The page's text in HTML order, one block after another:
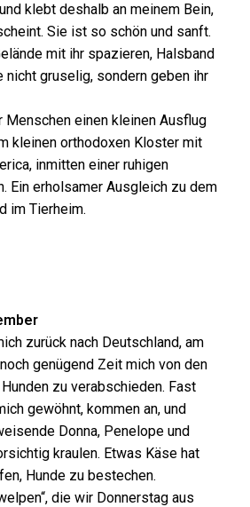
klebt deshalb an meinem Bein,
Sie ist so schön und sanft.
mit ihr spazieren, Halsband
nicht gruselig, sondern geben ihr
Menschen einen kleinen Ausflug
kleinen orthodoxen Kloster mit
inmitten einer ruhigen
Ein erholsamer Ausgleich zu dem
im Tierheim.
zurück nach Deutschland, am
genügend Zeit mich von den
zu verabschieden. Fast
gewöhnt, kommen an, und
Donna, Penelope und
kraulen. Etwas Käse hat
Hunde zu bestechen.
die wir Donnerstag aus